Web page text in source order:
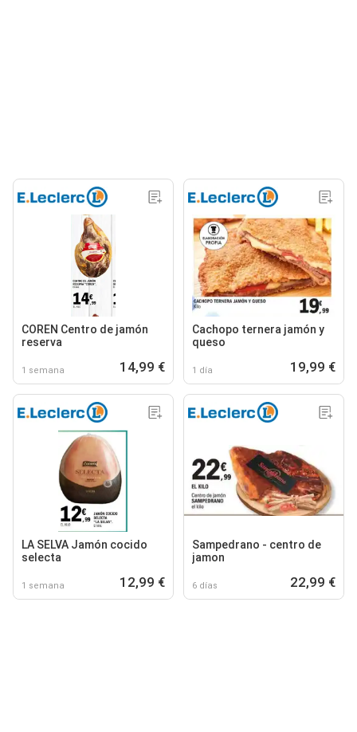
COREN Centro de jamón
reserva
1 semana 14,99 €
Cachopo ternera jamón y
queso
1 día 19,99 €
LA SELVA Jamón cocido
selecta
1 semana 12,99 €
Sampedrano - centro de
jamon
6 días 22,99 €